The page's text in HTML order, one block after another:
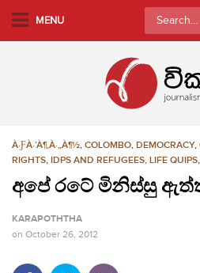
MENU
Search
for:
À·ƑÀ·’À¶‚À·„À¶½, COLOMBO, DEMOCRACY,
RIGHTS, IDPS AND REFUGEES, LIFE QUIPS,
අපේ රටේ මිනිස්සු
KARAPOTHTHA
on October 26, 2012